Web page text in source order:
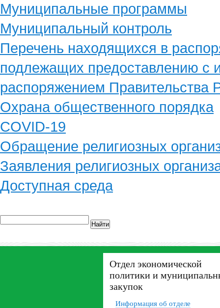
Муниципальные программы
Муниципальный контроль
Перечень находящихся в
подлежащих предоставлению с
распоряжением
Охрана общественного порядка
COVID-19
Обращение религиозных
Заявления религиозных
Доступная среда
Найти
Отдел экономической
политики и
закупок
Информация об отделе